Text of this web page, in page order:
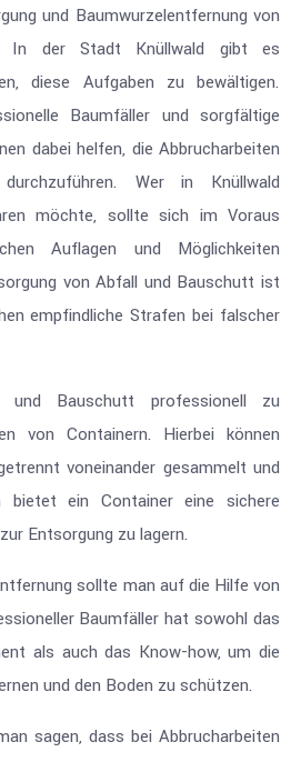
und Baumwurzelentfernung von
In der Stadt Knüllwald gibt es
diese Aufgaben zu bewältigen.
Baumfäller und sorgfältige
dabei helfen, die Abbrucharbeiten
Wer in Knüllwald
möchte, sollte sich im Voraus
Auflagen und Möglichkeiten
von Abfall und Bauschutt ist
empfindliche Strafen bei falscher
und Bauschutt professionell zu
von Containern. Hierbei können
voneinander gesammelt und
bietet ein Container eine sichere
Entsorgung zu lagern.
sollte man auf die Hilfe von
Baumfäller hat sowohl das
als auch das Know-how, um die
und den Boden zu schützen.
sagen, dass bei Abbrucharbeiten